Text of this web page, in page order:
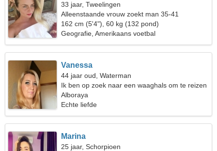
33 jaar, Tweelingen
Alleenstaande vrouw zoekt man 35-41
162 cm (5'4"), 60 kg (132 pond)
Geografie, Amerikaans voetbal
Vanessa
44 jaar oud, Waterman
Ik ben op zoek naar een waaghals om te reizen
Alboraya
Echte liefde
Marina
25 jaar, Schorpioen